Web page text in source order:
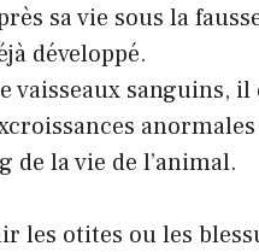
sa vie sous la
développé.
vaisseaux sanguins,
la vie de l’animal.
les otites ou les